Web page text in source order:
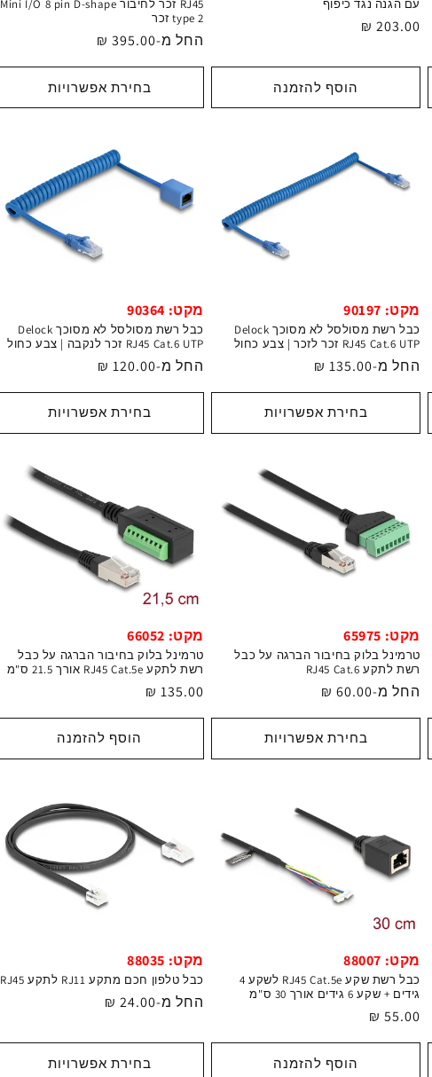
עם הגנה נגד כיפוף
מחיר
203.00 ₪
הוסף להזמנה
RJ45 זכר לחיבור Mini I/O 8 pin D-shape
type 2 זכר
מחיר
רגיל
החל מ-395.00 ₪
בחירת אפשרויות
מקט: 90197
כבל רשת מסולסל לא מסוכך Delock
RJ45 Cat.6 UTP זכר לזכר | צבע כחול
מחיר
החל מ-135.00 ₪
בחירת אפשרויות
מקט: 90364
כבל רשת מסולסל לא מסוכך Delock
RJ45 Cat.6 UTP זכר לנקבה | צבע כחול
מחיר
החל מ-120.00 ₪
בחירת אפשרויות
מקט: 65975
טרמינל בלוק בחיבור הברגה על כבל
רשת לתקע RJ45 Cat.6
מחיר
החל מ-60.00 ₪
בחירת אפשרויות
מקט: 66052
טרמינל בלוק בחיבור הברגה על כבל
רשת לתקע RJ45 Cat.5e אורך 21.5 ס"מ
מחיר
135.00 ₪
הוסף להזמנה
מקט: 88007
כבל רשת שקע RJ45 Cat.5e לשקע 4
גידים + שקע 6 גידים אורך 30 ס"מ
מחיר
רגיל
55.00 ₪
הוסף להזמנה
מקט: 88035
כבל טלפון חכם מתקע RJ11 לתקע RJ45
מחיר
החל מ-24.00 ₪
בחירת אפשרויות